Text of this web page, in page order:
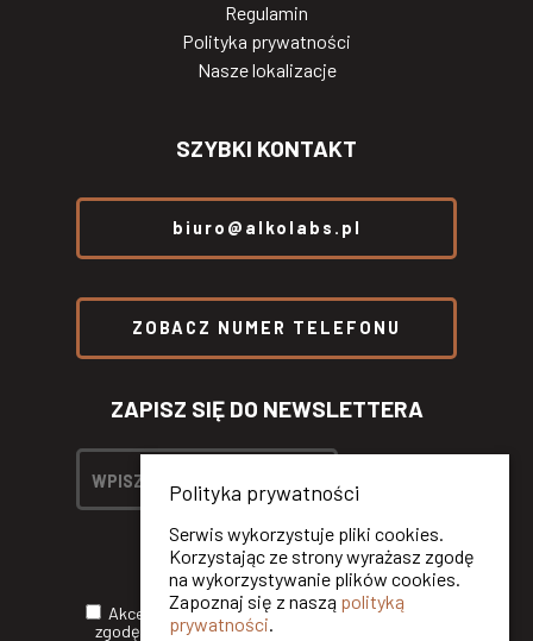
Regulamin
Polityka prywatności
Nasze lokalizacje
SZYBKI KONTAKT
biuro@alkolabs.pl
ZOBACZ NUMER TELEFONU
ZAPISZ SIĘ DO NEWSLETTERA
AkceptujęPolitykę Prywatnościoraz wyrażam
zgodę na otrzymywanie informacji handlowych
Polityka prywatności
Serwis wykorzystuje pliki cookies.
Korzystając ze strony wyrażasz zgodę
na wykorzystywanie plików cookies.
Zapoznaj się z naszą polityką
prywatności.